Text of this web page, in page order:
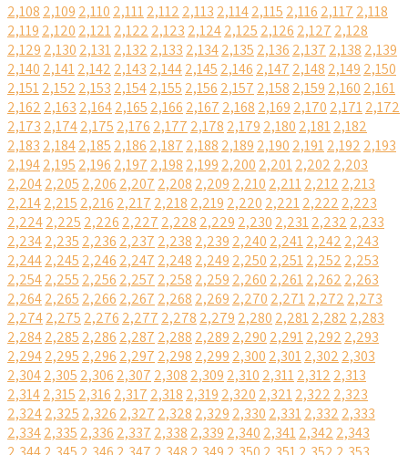
2,108 2,109 2,110 2,1112,112 2,113 2,1142,115 2,116 2,117 2,118
2,119 2,120 2,1212,122 2,123 2,1242,125 2,126 2,127 2,128
2,129 2,130 2,1312,132 2,133 2,1342,135 2,136 2,137 2,138 2,139
2,140 2,1412,142 2,143 2,1442,145 2,146 2,147 2,148 2,149 2,150
2,1512,152 2,153 2,1542,155 2,156 2,157 2,158 2,159 2,160 2,161
2,162 2,163 2,1642,165 2,166 2,167 2,168 2,169 2,170 2,1712,172
2,173 2,1742,175 2,176 2,177 2,178 2,179 2,180 2,1812,182
2,183 2,1842,185 2,186 2,187 2,188 2,189 2,190 2,1912,192 2,193
2,1942,195 2,196 2,197 2,198 2,199 2,200 2,2012,202 2,203
2,2042,205 2,206 2,207 2,208 2,209 2,210 2,2112,212 2,213
2,2142,215 2,216 2,217 2,218 2,219 2,220 2,2212,222 2,223
2,2242,225 2,226 2,227 2,228 2,229 2,230 2,2312,232 2,233
2,2342,235 2,236 2,237 2,238 2,239 2,240 2,2412,242 2,243
2,2442,245 2,246 2,247 2,248 2,249 2,250 2,2512,252 2,253
2,2542,255 2,256 2,257 2,258 2,259 2,260 2,2612,262 2,263
2,2642,265 2,266 2,267 2,268 2,269 2,270 2,2712,272 2,273
2,2742,275 2,276 2,277 2,278 2,279 2,280 2,2812,282 2,283
2,2842,285 2,286 2,287 2,288 2,289 2,290 2,2912,292 2,293
2,2942,295 2,296 2,297 2,298 2,299 2,300 2,3012,302 2,303
2,3042,305 2,306 2,307 2,308 2,309 2,310 2,3112,312 2,313
2,3142,315 2,316 2,317 2,318 2,319 2,320 2,3212,322 2,323
2,3242,325 2,326 2,327 2,328 2,329 2,330 2,3312,332 2,333
2,3342,335 2,336 2,337 2,338 2,339 2,340 2,3412,342 2,343